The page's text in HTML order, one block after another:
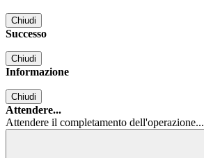
Chiudi
Successo
Chiudi
Informazione
Chiudi
Attendere...
Attendere il completamento dell'operazione...